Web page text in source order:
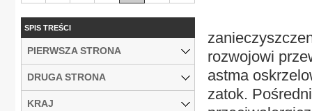
rozwojowi
astma
zatok.
SPIS TREŚCI
PIERWSZA STRONA
DRUGA STRONA
KRAJ